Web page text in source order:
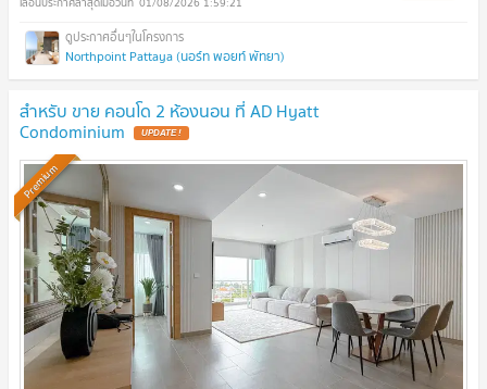
Northpoint Pattaya (นอร์ท พอยท์ พัทยา)
สำหรับ ขาย คอนโด 2 ห้องนอน ที่ AD Hyatt
Condominium UPDATE !
Premium